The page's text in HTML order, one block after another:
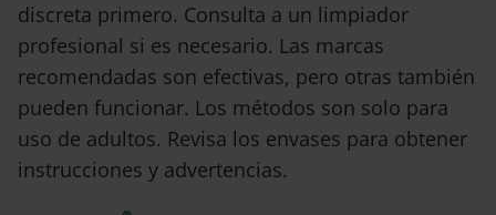
discreta primero. Consulta a un limpiador
profesional si es necesario. Las marcas
recomendadas son efectivas, pero otras también
pueden funcionar. Los métodos son solo para
uso de adultos. Revisa los envases para obtener
instrucciones y advertencias.